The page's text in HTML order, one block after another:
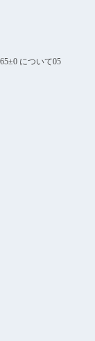
について05